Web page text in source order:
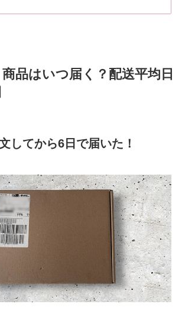
商品はいつ届く？配送平均日
してから6日で届いた！